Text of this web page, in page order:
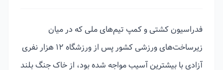
فدراسیون کشتی و کمپ تیم‌های ملی که در میان
زیرساخت‌های ورزشی کشور پس از ورزشگاه ۱۲ هزار نفری
آزادی با بیشترین آسیب مواجه شده بود، از خاک جنگ بلند